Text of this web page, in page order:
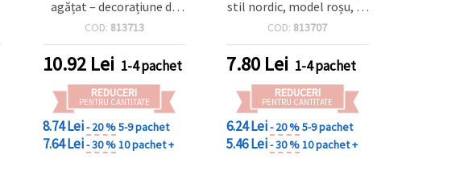
agățat – decorațiune de
Crăciun, 56x63x3 mm, set
COD: 813713
10.92 Lei 1-4 pachet
REDUCERI
PENTRU CANTITATE
8.74 Lei- 20 %5-9 pachet
7.64 Lei- 30 %10 pachet +
stil nordic, model roșu, cu
sfoară rustică pentru
COD: 813707
7.80Lei 1-4 pachet
REDUCERI
PENTRU CANTITATE
6.24 Lei- 20 %5-9 pachet
5.46 Lei- 30 %10 pachet +